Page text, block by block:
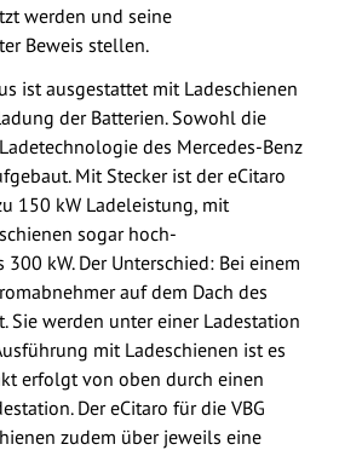
werden und seine
Beweis stellen.
ist ausgestattet mit Ladeschienen
der Batterien. Sowohl die
des Mercedes-Benz
Mit Stecker ist der eCitaro
150 kW Ladeleistung, mit
sogar hoch­
kW. Der Unterschied: Bei einem
auf dem Dach des
Sie werden unter einer Ladestation
mit Ladeschienen ist es
erfolgt von oben durch einen
Der eCitaro für die VBG
zudem über jeweils eine